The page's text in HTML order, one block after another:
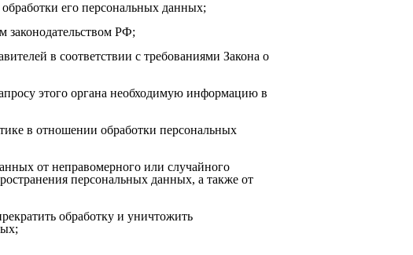
его персональных данных;
законодательством РФ;
в соответствии с требованиями Закона о
этого органа необходимую информацию в
в отношении обработки персональных
от неправомерного или случайного
персональных данных, а также от
обработку и уничтожить